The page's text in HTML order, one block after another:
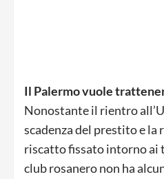
Il Palermo vuole
Nonostante il rientro
scadenza del prestito e
riscatto fissato intorno ai
club rosanero non ha